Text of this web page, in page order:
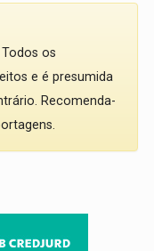
os
e é presumida
Recomenda-